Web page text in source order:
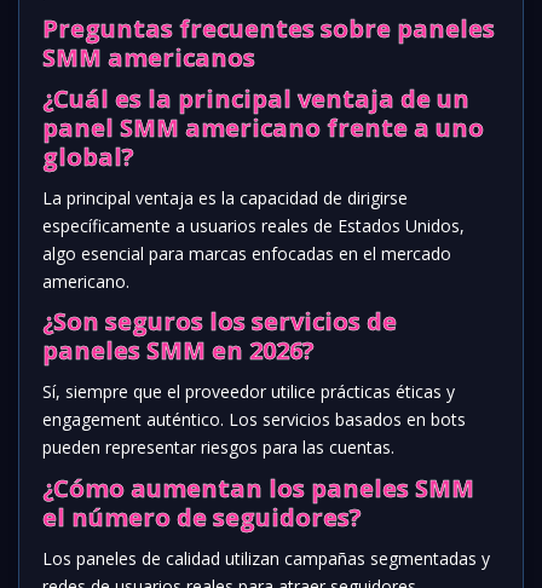
Preguntas frecuentes sobre paneles
SMM americanos
¿Cuál es la principal ventaja de un
panel SMM americano frente a uno
global?
La principal ventaja es la capacidad de dirigirse
específicamente a usuarios reales de Estados Unidos,
algo esencial para marcas enfocadas en el mercado
americano.
¿Son seguros los servicios de
paneles SMM en 2026?
Sí, siempre que el proveedor utilice prácticas éticas y
engagement auténtico. Los servicios basados en bots
pueden representar riesgos para las cuentas.
¿Cómo aumentan los paneles SMM
el número de seguidores?
Los paneles de calidad utilizan campañas segmentadas y